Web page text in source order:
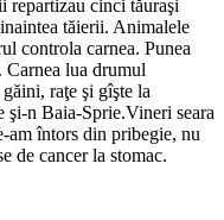
repartizau cinci tăuraşi
tăierii. Animalele
controla carnea. Punea
Carnea lua drumul
raţe şi gîşte la
n Baia-Sprie.Vineri seara
am întors din pribegie, nu
de cancer la stomac.